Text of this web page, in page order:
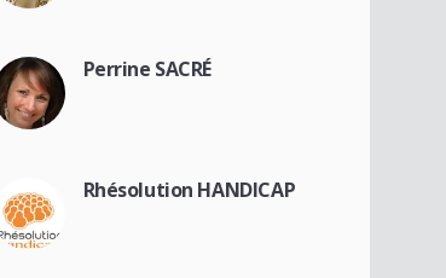
Perrine SACRÉ
Rhésolution HANDICAP